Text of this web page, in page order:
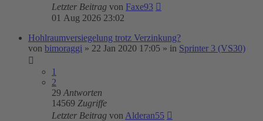
Letzter Beitrag von Faxe93
01 Aug 2026 23:02
Hohlraumversiegelung trotz Verzinkung?
von bimoraggi » 22 Jan 2020 17:05 » in Sprinter 3 (VS30)
1
2
29 Antworten
14569 Zugriffe
Letzter Beitrag von Alderan55